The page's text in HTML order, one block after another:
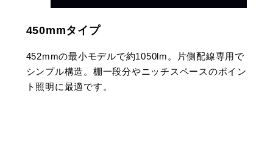
450mmタイプ
452mmの最小モデルで約1050lm。片側配線専用で
シンプル構造。棚一段分やニッチスペースのポイン
ト照明に最適です。